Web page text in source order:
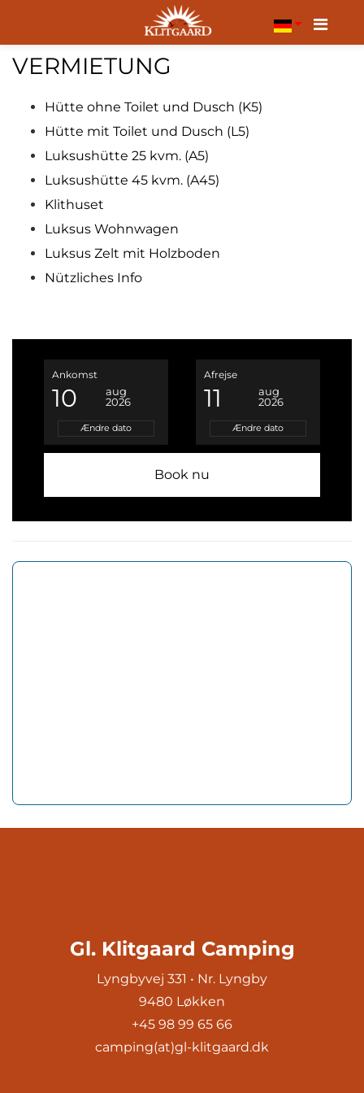
Menu
VERMIETUNG
Hütte ohne Toilet und Dusch (K5)
Hütte mit Toilet und Dusch (L5)
Luksushütte 25 kvm. (A5)
Luksushütte 45 kvm. (A45)
Klithuset
Luksus Wohnwagen
Luksus Zelt mit Holzboden
Nützliches Info
Ankomst
10
aug
2026
Ændre dato
Afrejse
11
aug
2026
Ændre dato
Gl. Klitgaard Camping
Lyngbyvej 331 • Nr. Lyngby
9480 Løkken
+45 98 99 65 66
camping(at)gl-klitgaard.dk